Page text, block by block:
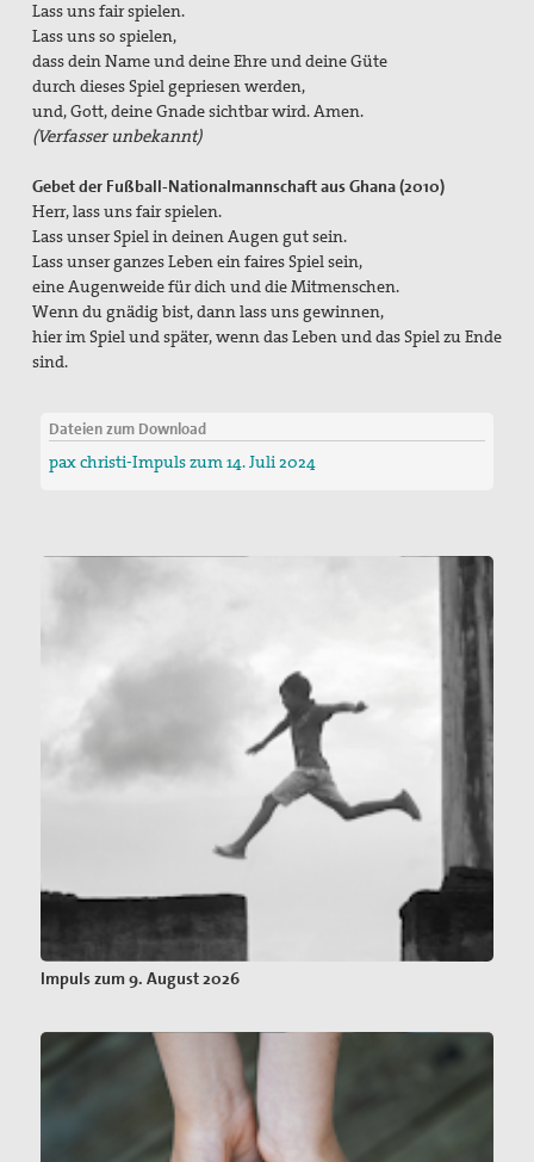
Lass uns fair spielen.
Lass uns so spielen,
dass dein Name und deine Ehre und deine Güte
durch dieses Spiel gepriesen werden,
und, Gott, deine Gnade sichtbar wird. Amen.
(Verfasser unbekannt)
Gebet der Fußball-Nationalmannschaft aus Ghana (2010)
Herr, lass uns fair spielen.
Lass unser Spiel in deinen Augen gut sein.
Lass unser ganzes Leben ein faires Spiel sein,
eine Augenweide für dich und die Mitmenschen.
Wenn du gnädig bist, dann lass uns gewinnen,
hier im Spiel und später, wenn das Leben und das Spiel zu Ende
sind.
Dateien zum Download
pax christi-Impuls zum 14. Juli 2024
Impuls zum 9. August 2026